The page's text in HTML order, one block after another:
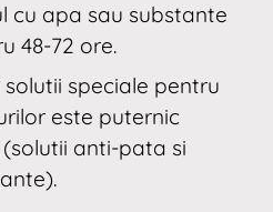
cu apa sau substante
48-72 ore.
speciale pentru
este puternic
anti-pata si